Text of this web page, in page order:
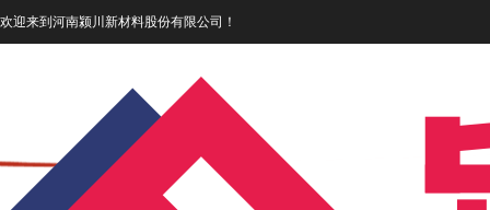
欢迎来到河南颍川新材料股份有限公司！